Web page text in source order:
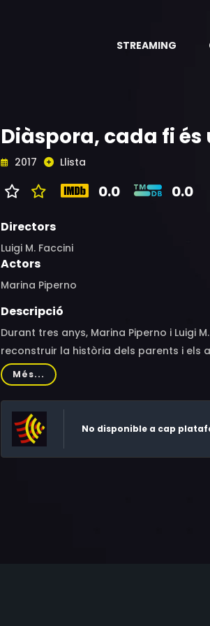
STREAMING
Diàspora, cada fi és
2017 Llista
0.0 0.0
Directors
Luigi M. Faccini
Actors
Marina Piperno
Descripció
Durant tres anys, Marina Piperno i Luigi
reconstruir la història dels parents i els
Més...
No disponible a cap